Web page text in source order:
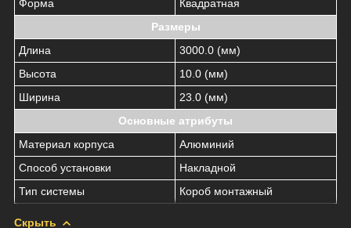
Форма
Квадратная
Размеры
Длина
3000.0 (мм)
Высота
10.0 (мм)
Ширина
23.0 (мм)
Основные атрибуты
Материал корпуса
Алюминий
Способ установки
Накладной
Тип системы
Короб монтажный
Скрыть